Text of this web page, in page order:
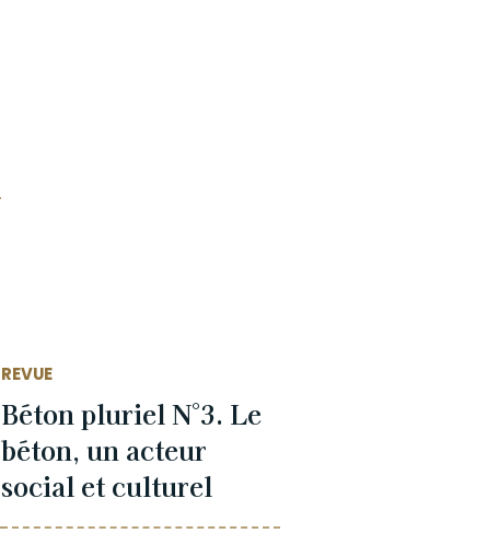
REVUE
Béton pluriel N°3. Le
béton, un acteur
social et culturel